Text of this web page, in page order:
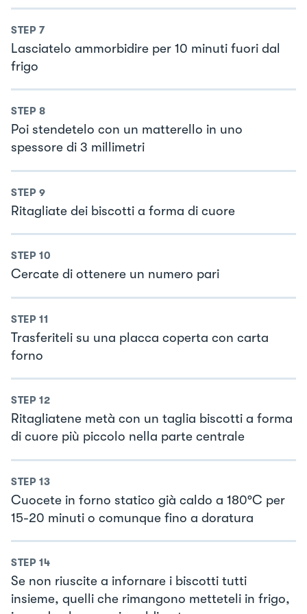
STEP 7
Lasciatelo ammorbidire per 10 minuti fuori dal
frigo
STEP 8
Poi stendetelo con un matterello in uno
spessore di 3 millimetri
STEP 9
Ritagliate dei biscotti a forma di cuore
STEP 10
Cercate di ottenere un numero pari
STEP 11
Trasferiteli su una placca coperta con carta
forno
STEP 12
Ritagliatene metà con un taglia biscotti a forma
di cuore più piccolo nella parte centrale
STEP 13
Cuocete in forno statico già caldo a 180°C per
15-20 minuti o comunque fino a doratura
STEP 14
Se non riuscite a infornare i biscotti tutti
insieme, quelli che rimangono metteteli in frigo,